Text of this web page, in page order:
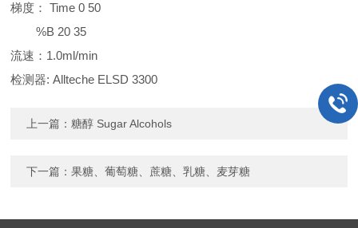
梯度： Time 0 50
%B 20 35
流速：1.0ml/min
检测器: Allteche ELSD 3300
上一篇：糖醇 Sugar Alcohols
下一篇：果糖、葡萄糖、蔗糖、乳糖、麦芽糖